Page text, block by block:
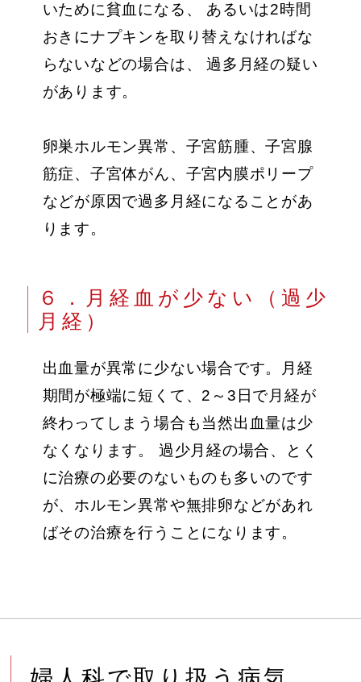
いために貧血になる、 あるいは2時間
おきにナプキンを取り替えなければな
らないなどの場合は、 過多月経の疑い
があります。
卵巣ホルモン異常、子宮筋腫、子宮腺
筋症、子宮体がん、子宮内膜ポリープ
などが原因で過多月経になることがあ
ります。
６．月経血が少ない（過少
月経）
出血量が異常に少ない場合です。月経
期間が極端に短くて、2～3日で月経が
終わってしまう場合も当然出血量は少
なくなります。 過少月経の場合、とく
に治療の必要のないものも多いのです
が、ホルモン異常や無排卵などがあれ
ばその治療を行うことになります。